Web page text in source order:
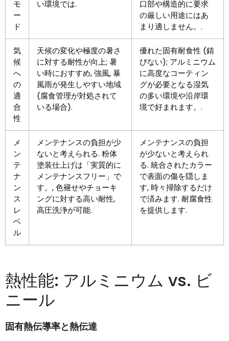
モ
ー
ド
い環境では.
口部や構造的に要求
の厳しい用途にはあ
まり適しません。.
気
候
へ
の
適
合
性
天候の変化や極度の暑さ
に対する耐性が向上; 暑
い時におすすめ, 強風, 暴
風雨が発生しやすい地域
(腐食管理が対処されて
いる場合).
優れた固有耐食性 (錆
びない); アルミニウム
に高度なコーティン
グが必要となる湿気
の多い環境や沿岸環
境で好まれます。.
メ
ン
テ
ナ
ン
ス
レ
ベ
ル
メンテナンスの負担が少
ないと考えられる. 粉体
塗装仕上げは「実質的に
メンテナンスフリー」で
す。, 色褪せやチョーキ
ングに対する高い耐性,
高圧洗浄が可能.
メンテナンスの負担
が少ないと考えられ
る. 統合されたカラー
で表面の傷を隠しま
す, 時々掃除するだけ
で済みます. 耐腐食性
を提供します.
熱性能: アルミニウム vs. ビ
ニール
固有熱伝導率と熱伝達